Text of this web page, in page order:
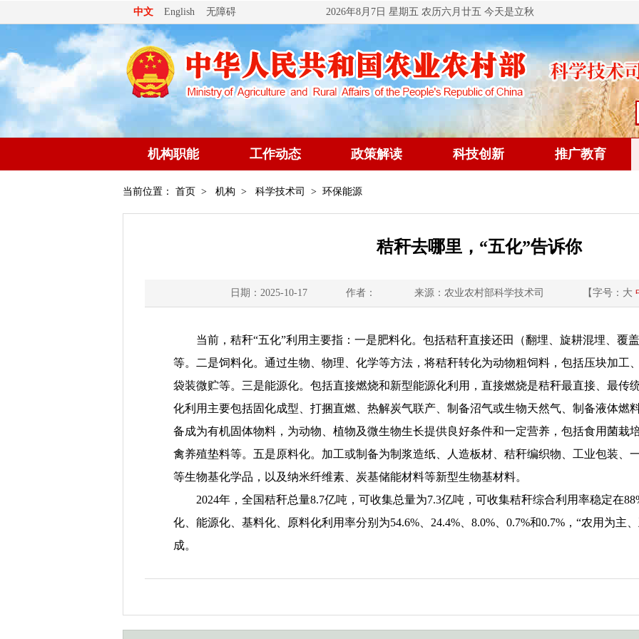
中文 English 无障碍 2026年8月7日 星期五 农历六月廿五 今天是立秋
机构职能 工作动态 政策解读 科技创新 推广教育
当前位置： 首页 > 机构 > 科学技术司 > 环保能源
秸秆去哪里，“五化”告诉你
日期：2025-10-17 作者： 来源：农业农村部科学技术司 【字号： 大
当前，秸秆“五化”利用主要指：一是肥料化。包括秸秆直接还田（翻埋、旋耕混埋、覆
等。二是饲料化。通过生物、物理、化学等方法，将秸秆转化为动物粗饲料，包括压块加工
袋装微贮等。三是能源化。包括直接燃烧和新型能源化利用，直接燃烧是秸秆最直接、最传
化利用主要包括固化成型、打捆直燃、热解炭气联产、制备沼气或生物天然气、制备液体燃
备成为有机固体物料，为动物、植物及微生物生长提供良好条件和一定营养，包括食用菌栽
禽养殖垫料等。五是原料化。加工或制备为制浆造纸、人造板材、秸秆编织物、工业包装、
等生物基化学品，以及纳米纤维素、炭基储能材料等新型生物基材料。
2024年，全国秸秆总量8.7亿吨，可收集总量为7.3亿吨，可收集秸秆综合利用率稳定在
化、能源化、基料化、原料化利用率分别为54.6%、24.4%、8.0%、0.7%和0.7%，“农用为主
成。